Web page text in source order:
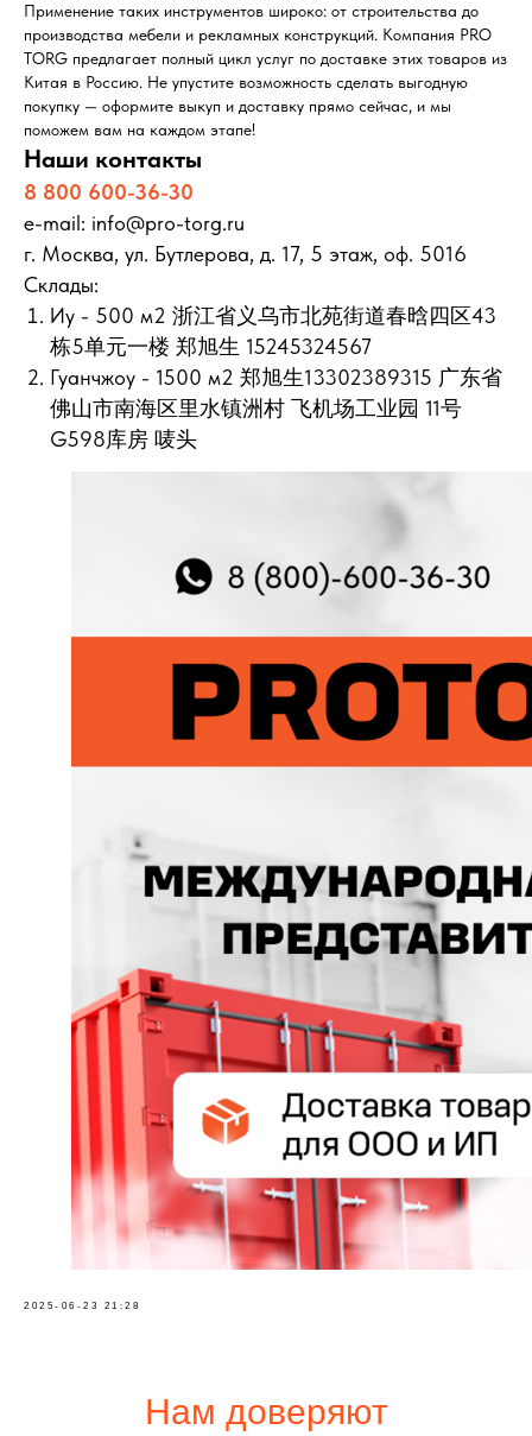
Применение таких инструментов широко: от строительства до
производства мебели и рекламных конструкций. Компания PRO
TORG предлагает полный цикл услуг по доставке этих товаров из
Китая в Россию. Не упустите возможность сделать выгодную
покупку — оформите выкуп и доставку прямо сейчас, и мы
поможем вам на каждом этапе!
Наши контакты
8 800 600-36-30
e-mail: info@pro-torg.ru
г. Москва, ул. Бутлерова, д. 17, 5 этаж, оф. 5016
Склады:
Иу - 500 м2 浙江省义乌市北苑街道春晗四区43
栋5单元一楼 郑旭生 15245324567
Гуанчжоу - 1500 м2 郑旭生13302389315 广东省
佛山市南海区里水镇洲村 飞机场工业园 11号
G598库房 唛头
2025-06-23 21:28
Нам доверяют